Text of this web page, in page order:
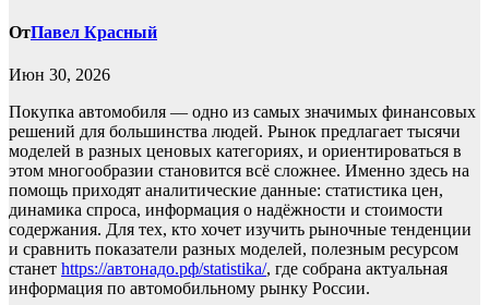
ОтПавел Красный
Июн 30, 2026
Покупка автомобиля — одно из самых значимых финансовых
решений для большинства людей. Рынок предлагает тысячи
моделей в разных ценовых категориях, и ориентироваться в
этом многообразии становится всё сложнее. Именно здесь на
помощь приходят аналитические данные: статистика цен,
динамика спроса, информация о надёжности и стоимости
содержания. Для тех, кто хочет изучить рыночные тенденции
и сравнить показатели разных моделей, полезным ресурсом
станет https://автонадо.рф/statistika/, где собрана актуальная
информация по автомобильному рынку России.